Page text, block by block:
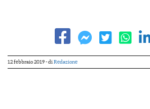
12 febbraio 2019- di Redazione